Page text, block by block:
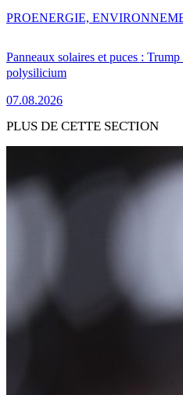
Panneaux solaires et puces :
polysilicium
07.08.2026
PROENERGIE,
PLUS DE CETTE SECTION